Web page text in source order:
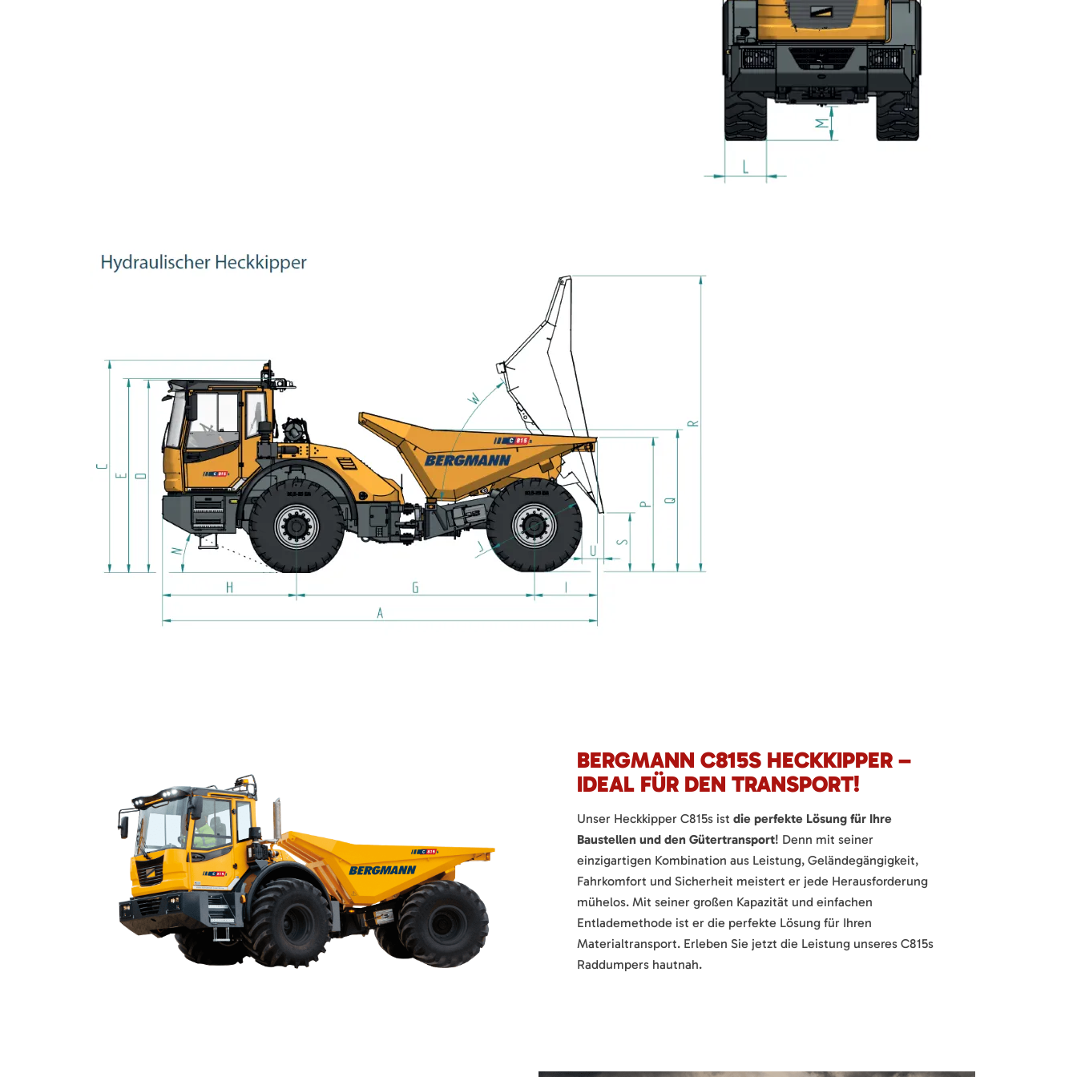
BERGMANN C815S HECKKIPPER –
IDEAL FÜR DEN TRANSPORT!
Unser Heckkipper C815s ist die perfekte Lösung für Ihre
Baustellen und den Gütertransport! Denn mit seiner
einzigartigen Kombination aus Leistung, Geländegängigkeit,
Fahrkomfort und Sicherheit meistert er jede Herausforderung
mühelos. Mit seiner großen Kapazität und einfachen
Entlademethode ist er die perfekte Lösung für Ihren
Materialtransport. Erleben Sie jetzt die Leistung unseres C815s
Raddumpers hautnah.